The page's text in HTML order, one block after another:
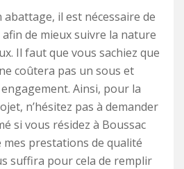
abattage, il est nécessaire de
de mieux suivre la nature
Il faut que vous sachiez que
coûtera pas un sous et
Ainsi, pour la
n’hésitez pas à demander
si vous résidez à Boussac
mes prestations de qualité
suffira pour cela de remplir